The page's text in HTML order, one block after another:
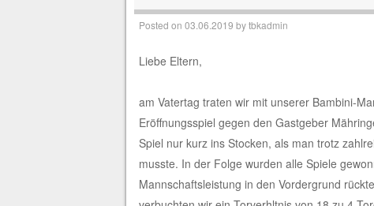
Posted on 03.06.2019 bytbkadmin
Liebe Eltern,
am Vatertag traten wir mit unserer Bambini-
Eröffnungsspiel gegen den Gastgeber
Spiel nur kurz ins Stocken, als man trotz
musste. In der Folge wurden alle Spiele
Mannschaftsleistung in den Vordergrund